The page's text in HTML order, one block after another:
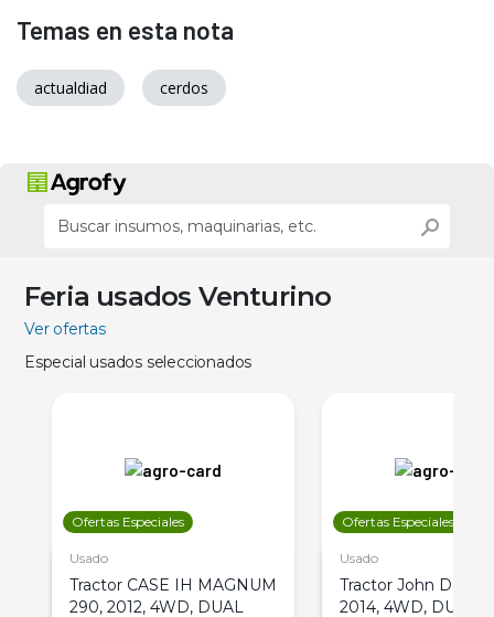
Temas en esta nota
actualdiad cerdos
Feria usados Venturino
Ver ofertas
Especial usados seleccionados
Ofertas Especiales
Usado
Tractor CASE IH MAGNUM
290, 2012, 4WD, DUAL
Ofertas Especiales
Usado
Tractor John Deere
2014, 4WD, DUAL